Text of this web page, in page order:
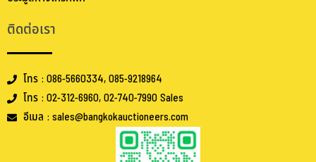
ติดต่อเรา
โทร : 086-5660334, 085-9218964
โทร : 02-312-6960, 02-740-7990 Sales
อีเมล : sales@bangkokauctioneers.com